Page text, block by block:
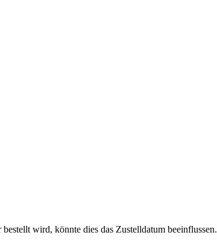
wird, könnte dies das Zustelldatum beeinflussen.